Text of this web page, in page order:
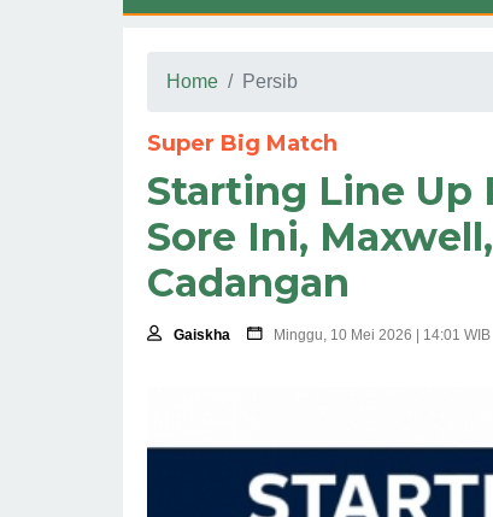
Home Persib
Super Big Match
Starting Line Up
Sore Ini,
Cadangan
Gaiskha Minggu, 10 Mei 2026 | 14:01 WIB